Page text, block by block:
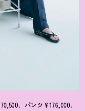
、パンツ¥176,000、